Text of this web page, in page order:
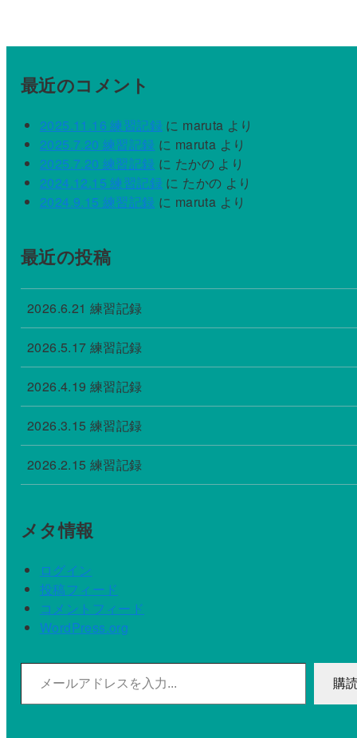
レ
最近のコメント
2025.11.16 練習記録 に maruta より
2025.7.20 練習記録 に maruta より
2025.7.20 練習記録 に たかのより
2024.12.15 練習記録 に たかの より
2024.9.15 練習記録 に maruta より
最近の投稿
2026.6.21 練習記録
2026.5.17 練習記録
2026.4.19 練習記録
2026.3.15 練習記録
2026.2.15 練習記録
メタ情報
ログイン
投稿フィード
コメントフィード
WordPress.org
メールアドレスを入力...
購